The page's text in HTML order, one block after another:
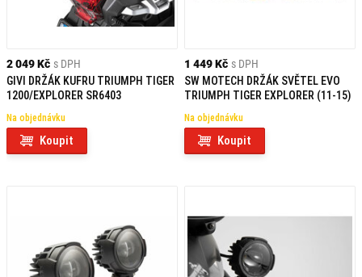
2 049 Kč s DPH
GIVI DRŽÁK KUFRU TRIUMPH TIGER
1200/EXPLORER SR6403
Na objednávku
Koupit
1 449 Kč s DPH
SW MOTECH DRŽÁK SVĚTEL EVO
TRIUMPH TIGER EXPLORER (11-15)
Na objednávku
Koupit